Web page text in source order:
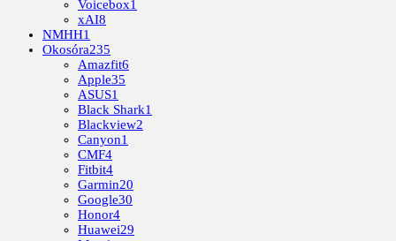
Voicebox1
xAI8
NMHH1
Okosóra235
Amazfit6
Apple35
ASUS1
Black Shark1
Blackview2
Canyon1
CMF4
Fitbit4
Garmin20
Google30
Honor4
Huawei29